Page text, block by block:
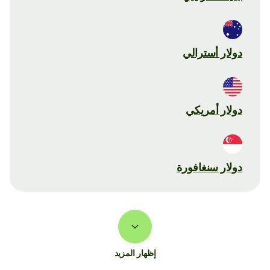
دولار أسترالي
دولار أمريكي
دولار سنغافورة
إظهار المزيد